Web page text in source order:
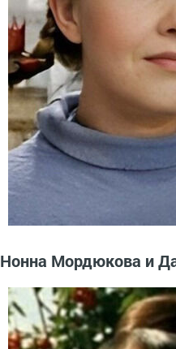
Нонна Мордюкова и